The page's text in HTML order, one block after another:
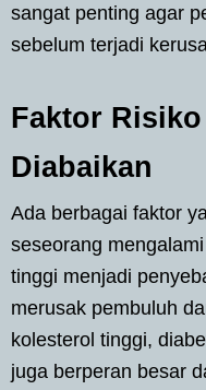
sangat penting agar
sebelum terjadi
Faktor
Diabaikan
Ada berbagai faktor
seseorang
tinggi menjadi
merusak pembuluh
kolesterol tinggi,
juga berperan besar